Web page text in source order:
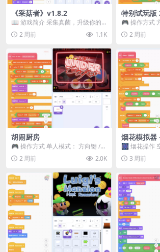
《采菇者》v1.8.2
📖 游戏简介 采集真菌，升级你的
机体，并前往未知领域探索。 这是
一款静谧的探索冒...
2 周前 1.1K
特别试玩
卡丁车赛
🎮 操作方式
移动 Z —— 跳
2 周前
胡闹厨房
🎮 操作方式 单人模式： 方向键 /
WASD —— 移动 Z / K —— 抓...
2 周前 2.0K
烟花模拟
🎆 烟花操作
~ 3 —— 切换
嘶...3 周前